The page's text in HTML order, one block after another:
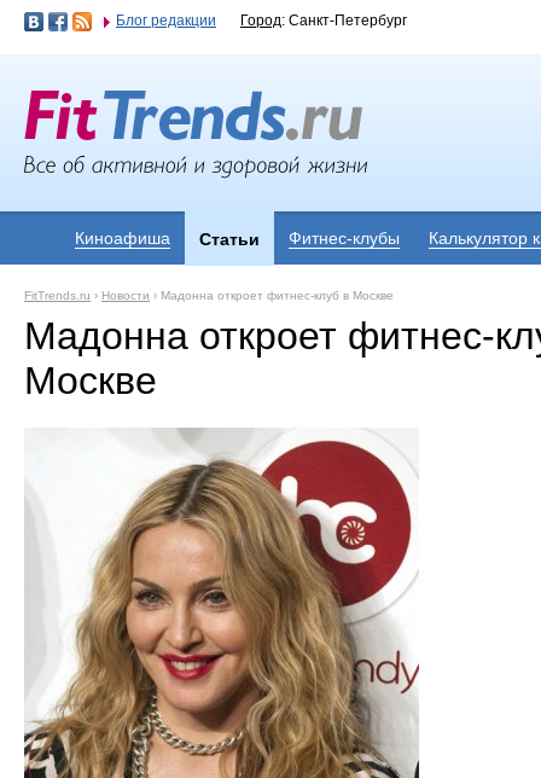
Блог редакции Город: Санкт-Петербург
Киноафиша Статьи Фитнес-клубы Калькулятор
FitTrends.ru › Новости › Мадонна откроет фитнес-клуб в Москве
Мадонна откроет фитнес-
Москве